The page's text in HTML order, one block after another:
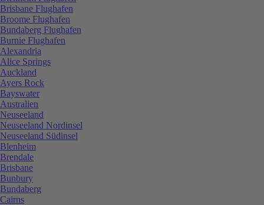
Brisbane Flughafen
Broome Flughafen
Bundaberg Flughafen
Burnie Flughafen
Alexandria
Alice Springs
Auckland
Ayers Rock
Bayswater
Australien
Neuseeland
Neuseeland Nordinsel
Neuseeland Südinsel
Blenheim
Brendale
Brisbane
Bunbury
Bundaberg
Cairns